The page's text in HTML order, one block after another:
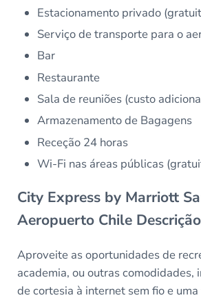
Estacionamento privado
Serviço de transporte para o
Bar
Restaurante
Sala de reuniões (custo
Armazenamento de Bagagens
Receção 24 horas
Wi-Fi nas áreas públicas
City Express by Marriott
Aeropuerto Chile Descrição
Aproveite as oportunidades de
academia, ou outras comodidades,
de cortesia à internet sem fio e